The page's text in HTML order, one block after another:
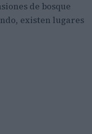
de bosque
existen lugares